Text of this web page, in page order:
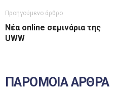
Προηγούμενο άρθρο
Νέα online σεμινάρια της
UWW
ΠΑΡΟΜΟΙΑ ΑΡΘΡΑ